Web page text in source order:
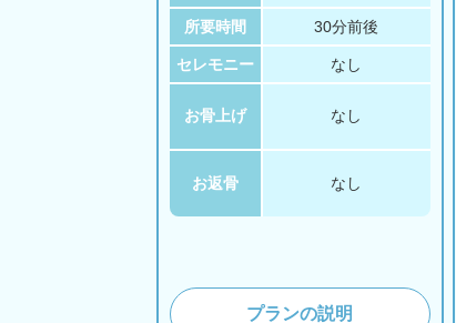
所要時間 30分前後
セレモニー なし
お骨上げ なし
お返骨 なし
プランの説明